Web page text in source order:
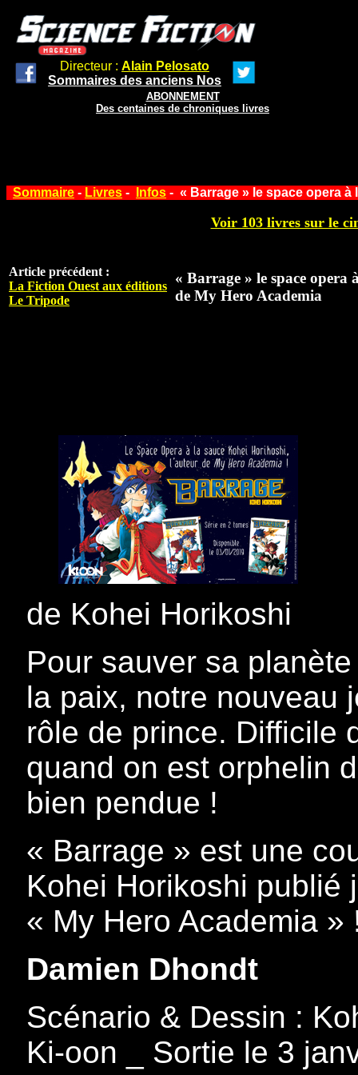
Directeur : Alain Pelosato
Sommaires des anciens Nos
ABONNEMENT
Des centaines de chroniques livres
Sommaire - Livres - Infos - « Barrage » le space opera à
Voir 103 livres sur le
Article précédent :
La Fiction Ouest aux éditions
Le Tripode
« Barrage » le space opera
de My Hero Academia
de Kohei Horikoshi
Pour sauver sa
la paix, notre nouveau
rôle de prince. Difficile
quand on est orphelin
bien pendue !
« Barrage » est une
Kohei Horikoshi publié
« My Hero Academia »
Damien Dhondt
Scénario & Dessin :
Ki-oon _ Sortie le 3